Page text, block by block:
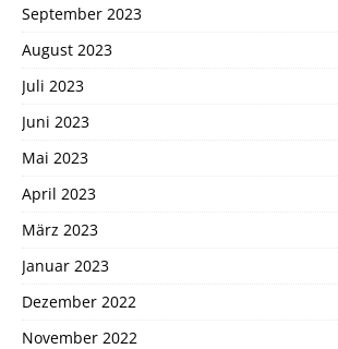
September 2023
August 2023
Juli 2023
Juni 2023
Mai 2023
April 2023
März 2023
Januar 2023
Dezember 2022
November 2022